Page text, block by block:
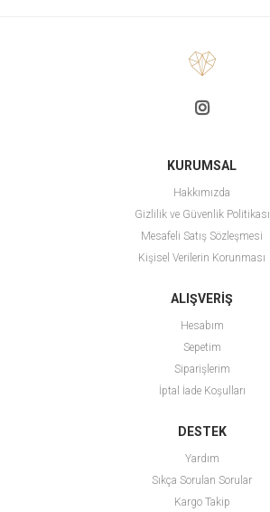
KURUMSAL
Hakkımızda
Gizlilik ve Güvenlik Politikası
Mesafeli Satış Sözleşmesi
Kişisel Verilerin Korunması
ALIŞVERİŞ
Hesabım
Sepetim
Siparişlerim
İptal İade Koşulları
DESTEK
Yardım
Sıkça Sorulan Sorular
Kargo Takip